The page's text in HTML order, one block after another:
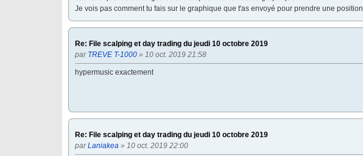
Je vois pas comment tu fais sur le graphique que t'as envoyé pour prendre une position
Re: File scalping et day trading du jeudi 10 octobre 2019
par TREVE T-1000 » 10 oct. 2019 21:58
hypermusic exactement
Re: File scalping et day trading du jeudi 10 octobre 2019
parLaniakea » 10 oct. 2019 22:00